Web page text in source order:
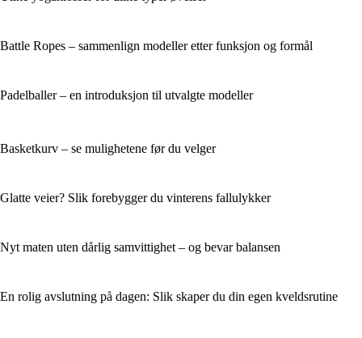
Battle Ropes – sammenlign modeller etter funksjon og formål
Padelballer – en introduksjon til utvalgte modeller
Basketkurv – se mulighetene før du velger
Glatte veier? Slik forebygger du vinterens fallulykker
Nyt maten uten dårlig samvittighet – og bevar balansen
En rolig avslutning på dagen: Slik skaper du din egen kveldsrutine